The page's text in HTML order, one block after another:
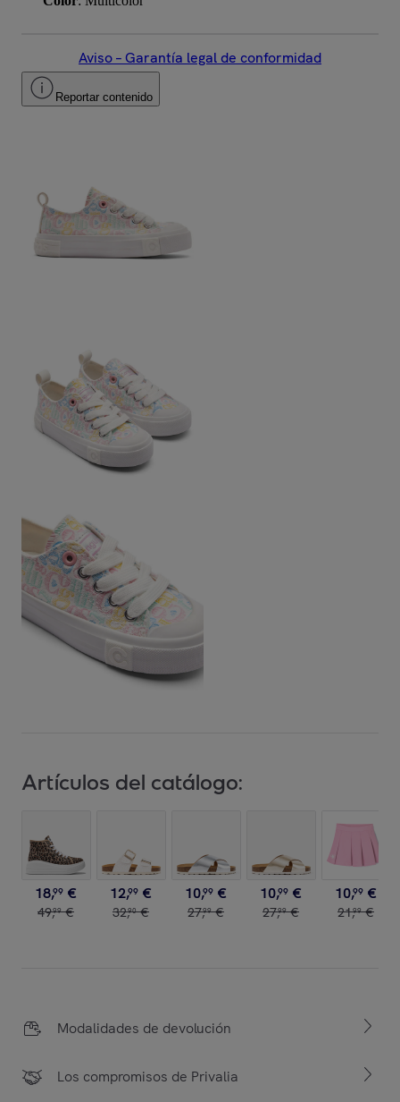
Aviso – Garantía legal de conformidad
Reportar contenido
Artículos del catálogo:
18,99 €
49,99 €
12,99 €
32,90 €
10,99 €
27,99 €
10,99 €
27,99 €
10,99 €
21,99 €
Modalidades de devolución
Los compromisos de Privalia